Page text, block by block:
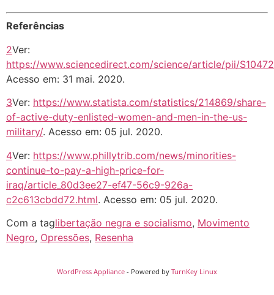
Referências
2Ver:
https://www.sciencedirect.com/science/article/pii/
Acesso em: 31 mai. 2020.
3Ver: https://www.statista.com/statistics/214869/share-
of-active-duty-enlisted-women-and-men-in-the-us-
military/. Acesso em: 05 jul. 2020.
4Ver: https://www.phillytrib.com/news/minorities-
continue-to-pay-a-high-price-for-
iraq/article_80d3ee27-ef47-56c9-926a-
c2c613cbdd72.html. Acesso em: 05 jul. 2020.
Com a taglibertação negra e socialismo, Movimento
Negro, Opressões, Resenha
WordPress Appliance - Powered by TurnKey Linux